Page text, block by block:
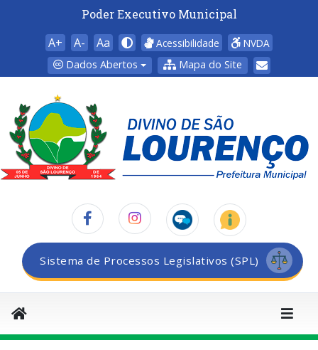
Poder Executivo Municipal
A+ A- Aa Acessibilidade
NVDA
Dados Abertos
Mapa do Site
Sistema de Processos Legislativos (SPL)